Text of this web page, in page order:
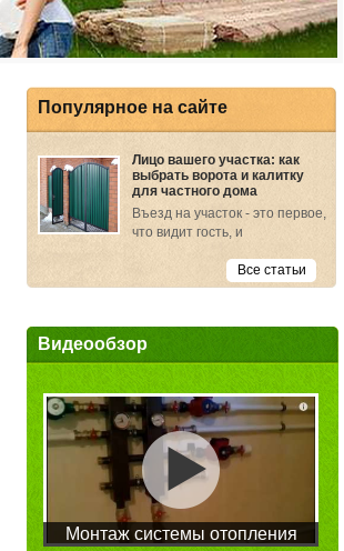
Популярное на сайте
Лицо вашего участка: как
выбрать ворота и калитку
для частного дома
Въезд на участок - это первое,
что видит гость, и
Все статьи
Видеообзор
Монтаж системы отопления